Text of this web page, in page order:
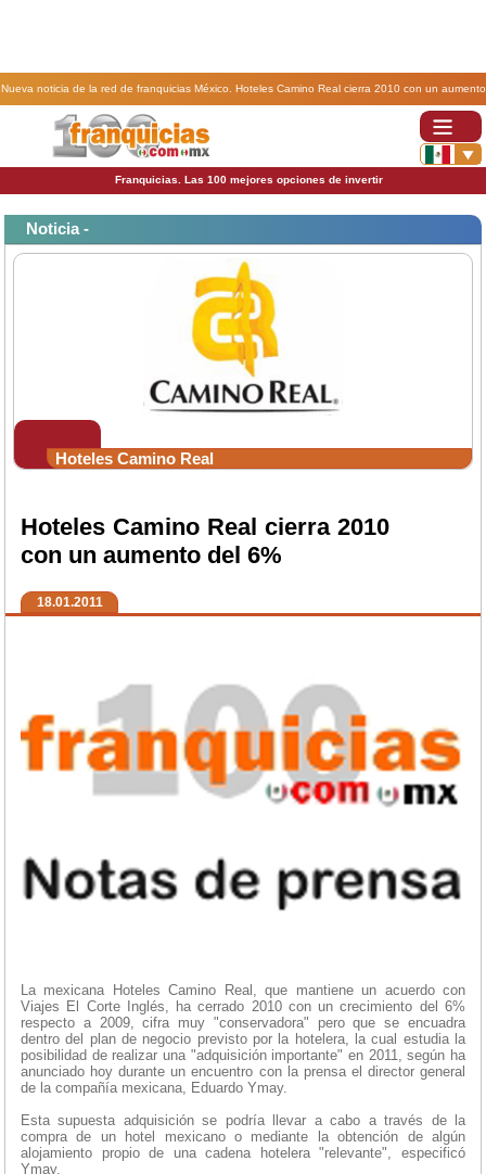
Nueva noticia de la red de franquicias México. Hoteles Camino Real cierra 2010 con un aumento
Franquicias. Las 100 mejores opciones de invertir
Noticia -
Hoteles Camino Real
Hoteles Camino Real cierra 2010
con un aumento del 6%
18.01.2011
La mexicana Hoteles Camino Real, que mantiene un acuerdo con
Viajes El Corte Inglés, ha cerrado 2010 con un crecimiento del 6%
respecto a 2009, cifra muy "conservadora" pero que se encuadra
dentro del plan de negocio previsto por la hotelera, la cual estudia la
posibilidad de realizar una "adquisición importante" en 2011, según ha
anunciado hoy durante un encuentro con la prensa el director general
de la compañía mexicana, Eduardo Ymay.
Esta supuesta adquisición se podría llevar a cabo a través de la
compra de un hotel mexicano o mediante la obtención de algún
alojamiento propio de una cadena hotelera "relevante", especificó
Ymay.